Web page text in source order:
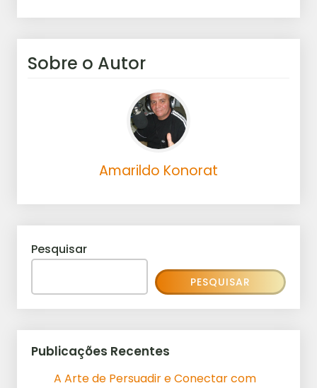
Sobre o Autor
Amarildo Konorat
Pesquisar
PESQUISAR
Publicações Recentes
A Arte de Persuadir e Conectar com